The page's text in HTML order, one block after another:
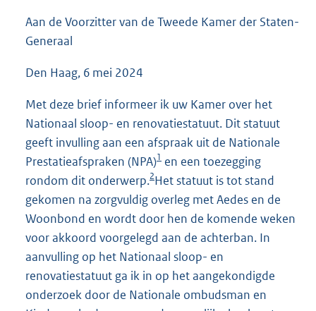
b
Aan de Voorzitter van de Tweede Kamer der Staten-
Generaal
Den Haag, 6 mei 2024
Met deze brief informeer ik uw Kamer over het
Nationaal sloop- en renovatiestatuut. Dit statuut
geeft invulling aan een afspraak uit de Nationale
Prestatieafspraken (NPA)1 en een toezegging
rondom dit onderwerp.2Het statuut is tot stand
gekomen na zorgvuldig overleg met Aedes en de
Woonbond en wordt door hen de komende weken
voor akkoord voorgelegd aan de achterban. In
aanvulling op het Nationaal sloop- en
renovatiestatuut ga ik in op het aangekondigde
onderzoek door de Nationale ombudsman en